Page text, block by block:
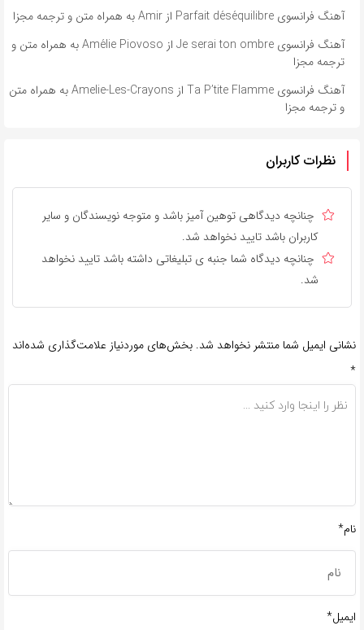
آهنگ فرانسوی Parfait déséquilibre از Amir به همراه متن و ترجمه مجزا
آهنگ فرانسوی Je serai ton ombre از Amélie Piovoso به همراه متن و
ترجمه مجزا
آهنگ فرانسوی Ta P’tite Flamme از Amelie-Les-Crayons به همراه متن
و ترجمه مجزا
نظرات کاربران
چنانچه دیدگاهی توهین آمیز باشد و متوجه نویسندگان و سایر
کاربران باشد تایید نخواهد شد.
چنانچه دیدگاه شما جنبه ی تبلیغاتی داشته باشد تایید نخواهد
شد.
نشانی ایمیل شما منتشر نخواهد شد. بخش‌های موردنیاز علامت‌گذاری شده‌اند
*
نام*
ایمیل*